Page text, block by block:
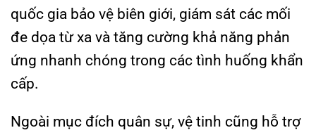
quốc gia bảo vệ biên giới, giám sát các mối
đe dọa từ xa và tăng cường khả năng phản
ứng nhanh chóng trong các tình huống khẩn
cấp.
Ngoài mục đích quân sự, vệ tinh cũng hỗ trợ